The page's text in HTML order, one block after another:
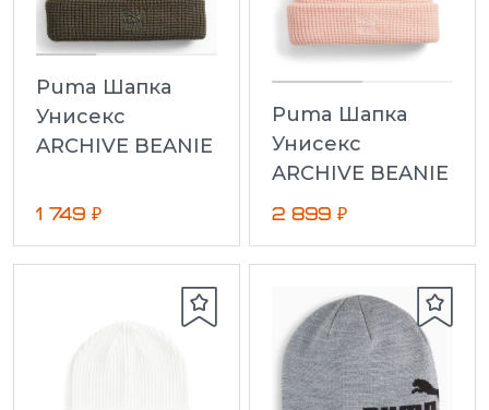
Puma Шапка
Унисекс
ARCHIVE BEANIE
1 749 ₽
Puma Шапка
Унисекс
ARCHIVE BEANIE
2 899 ₽